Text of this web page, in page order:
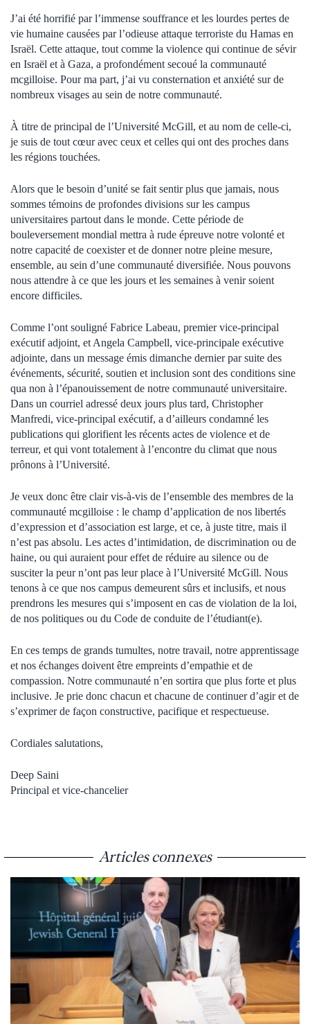
J’ai été horrifié par l’immense souffrance et les lourdes pertes de
vie humaine causées par l’odieuse attaque terroriste du Hamas en
Israël. Cette attaque, tout comme la violence qui continue de sévir
en Israël et à Gaza, a profondément secoué la communauté
mcgilloise. Pour ma part, j’ai vu consternation et anxiété sur de
nombreux visages au sein de notre communauté.
À titre de principal de l’Université McGill, et au nom de celle-ci,
je suis de tout cœur avec ceux et celles qui ont des proches dans
les régions touchées.
Alors que le besoin d’unité se fait sentir plus que jamais, nous
sommes témoins de profondes divisions sur les campus
universitaires partout dans le monde. Cette période de
bouleversement mondial mettra à rude épreuve notre volonté et
notre capacité de coexister et de donner notre pleine mesure,
ensemble, au sein d’une communauté diversifiée. Nous pouvons
nous attendre à ce que les jours et les semaines à venir soient
encore difficiles.
Comme l’ont souligné Fabrice Labeau, premier vice-principal
exécutif adjoint, et Angela Campbell, vice-principale exécutive
adjointe, dans un message émis dimanche dernier par suite des
événements, sécurité, soutien et inclusion sont des conditions sine
qua non à l’épanouissement de notre communauté universitaire.
Dans un courriel adressé deux jours plus tard, Christopher
Manfredi, vice-principal exécutif, a d’ailleurs condamné les
publications qui glorifient les récents actes de violence et de
terreur, et qui vont totalement à l’encontre du climat que nous
prônons à l’Université.
Je veux donc être clair vis-à-vis de l’ensemble des membres de la
communauté mcgilloise : le champ d’application de nos libertés
d’expression et d’association est large, et ce, à juste titre, mais il
n’est pas absolu. Les actes d’intimidation, de discrimination ou de
haine, ou qui auraient pour effet de réduire au silence ou de
susciter la peur n’ont pas leur place à l’Université McGill. Nous
tenons à ce que nos campus demeurent sûrs et inclusifs, et nous
prendrons les mesures qui s’imposent en cas de violation de la loi,
de nos politiques ou du Code de conduite de l’étudiant(e).
En ces temps de grands tumultes, notre travail, notre apprentissage
et nos échanges doivent être empreints d’empathie et de
compassion. Notre communauté n’en sortira que plus forte et plus
inclusive. Je prie donc chacun et chacune de continuer d’agir et de
s’exprimer de façon constructive, pacifique et respectueuse.
Cordiales salutations,
Deep Saini
Principal et vice-chancelier
Articles connexes